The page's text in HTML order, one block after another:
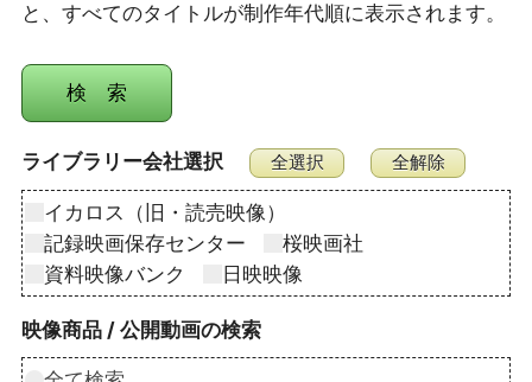
と、すべてのタイトルが制作年代順に表示されます。
ライブラリー会社選択
イカロス（旧・読売映像）
記録映画保存センター
桜映画社
資料映像バンク
日映映像
映像商品 / 公開動画の検索